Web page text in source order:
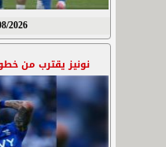
04/08/
نونيز يقترب من